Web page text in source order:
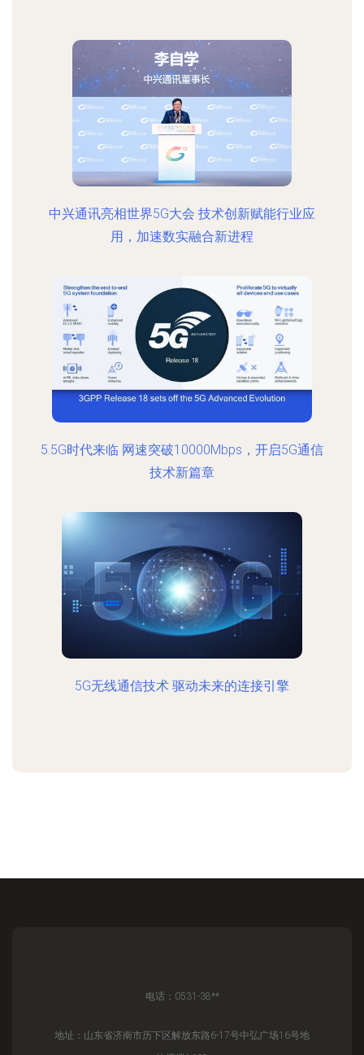
中兴通讯亮相世界5G大会 技术创新赋能行业应
用，加速数实融合新进程
5.5G时代来临 网速突破10000Mbps，开启5G通信
技术新篇章
5G无线通信技术 驱动未来的连接引擎
电话：0531-38**
地址：山东省济南市历下区解放东路6-17号中弘广场16号地